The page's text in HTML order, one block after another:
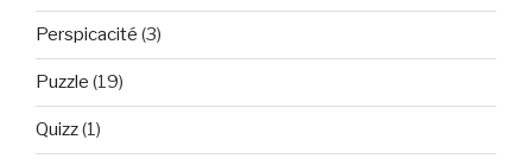
Perspicacité (3)
Puzzle (19)
Quizz(1)